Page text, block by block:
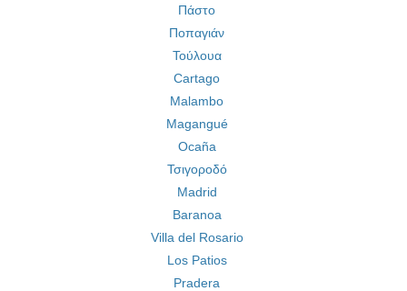
Πάστο
Ποπαγιάν
Τούλουα
Cartago
Malambo
Magangué
Ocaña
Τσιγοροδό
Madrid
Baranoa
Villa del Rosario
Los Patios
Pradera